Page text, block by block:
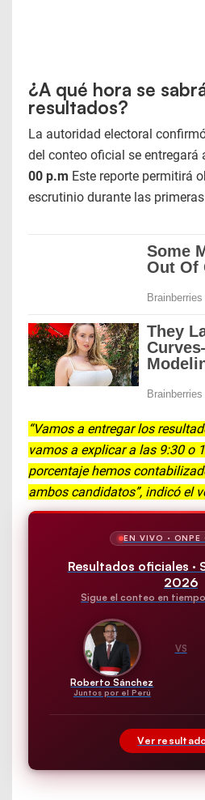
¿A qué hora se
resultados?
La autoridad electoral
del conteo oficial se entregará
00 p.m Este reporte permitirá
escrutinio durante las
“Vamos a entregar los
vamos a explicar a las 9:30 o
porcentaje hemos
ambos candidatos”, indicó el
EN VIVO · ONPE
Resultados oficiales ·
2026
Sigue el conteo en
Roberto Sánchez
Juntos por el Perú
VS
Ver